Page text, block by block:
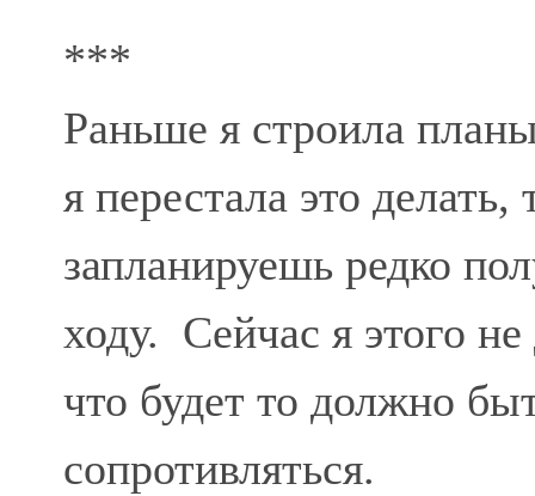
***
Раньше я строила
я перестала это
запланируешь редко
ходу. Сейчас я этого
что будет то должно
сопротивляться.